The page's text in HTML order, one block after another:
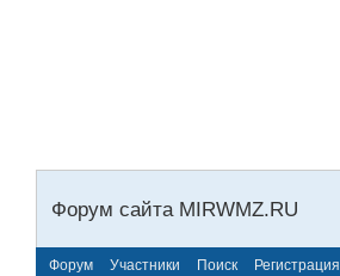
Форум сайта MIRWMZ.RU
Форум Участники Поиск Регистрация